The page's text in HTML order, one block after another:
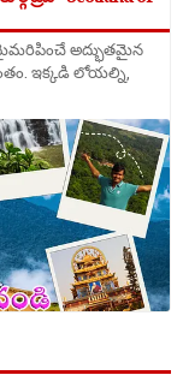
మైమరిపించే అద్భుతమైన
ఇక్కడి లోయల్ని,